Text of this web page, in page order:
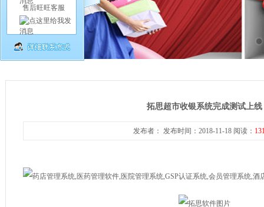
拓思超市收银系统完成测试上线
发布者： 发布时间：2018-11-18 阅读：
售后旺旺客服